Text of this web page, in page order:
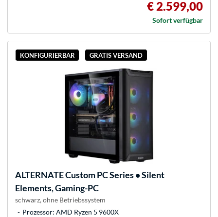
€ 2.599,00
Sofort verfügbar
KONFIGURIERBAR GRATIS VERSAND
ALTERNATECustom PC Series • Silent
Elements, Gaming-PC
schwarz, ohne Betriebssystem
Prozessor: AMD Ryzen 5 9600X